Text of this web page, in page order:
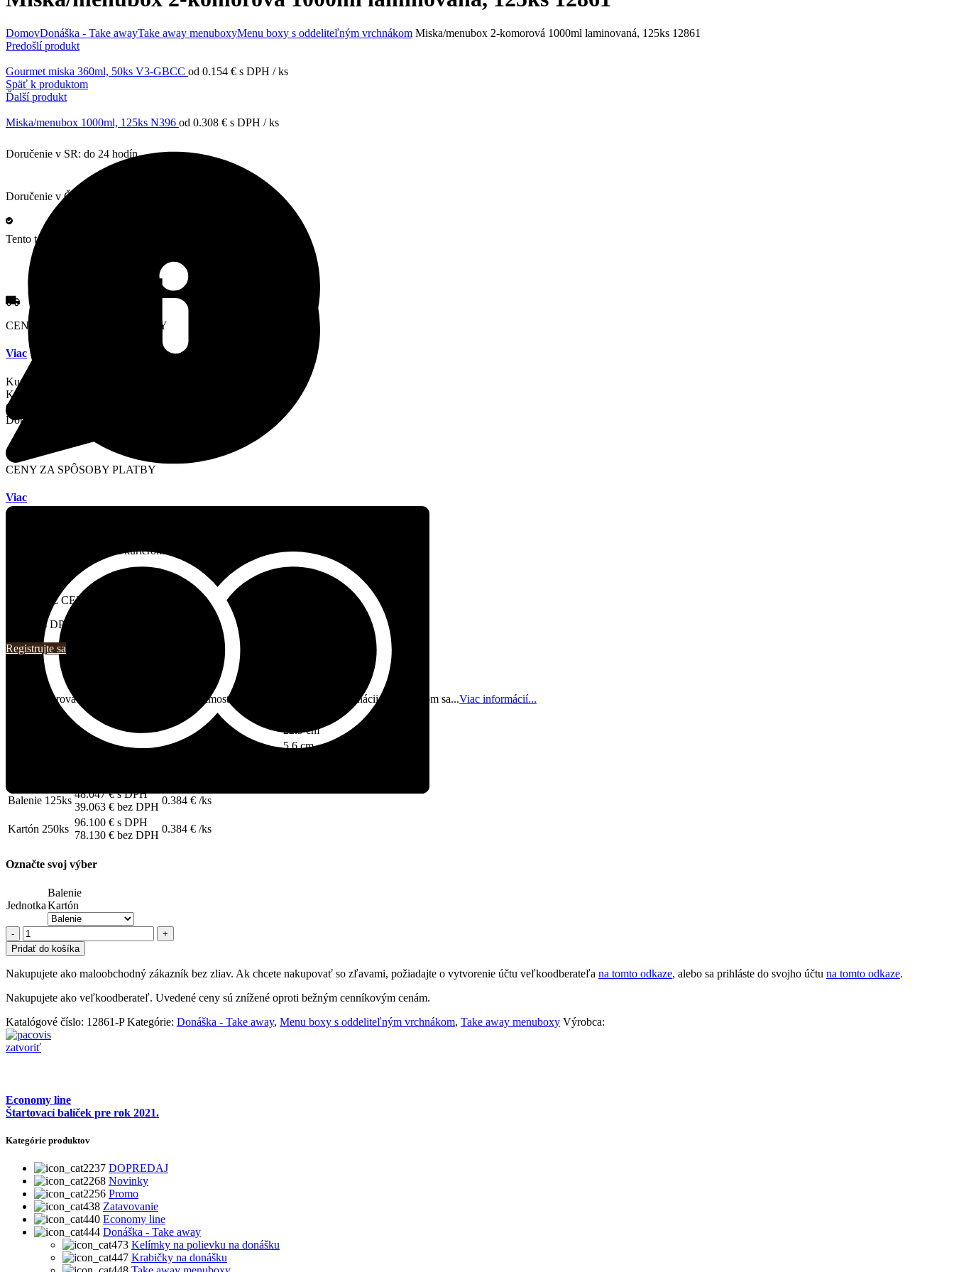
DomovDonáška - Take awayTake away menuboxyMenu boxy s oddeliteľným vrchnákom Miska/menubox 2-komorová 1000ml laminovaná, 125ks 12861
Predošlí produkt
Gourmet miska 360ml, 50ks V3-GBCC od 0.154 € s DPH / ks
Späť k produktom
Ďalší produkt
Miska/menubox 1000ml, 125ks N396 od 0.308 € s DPH / ks
Doručenie v SR: do 24 hodín
Doručenie v ČR:
Tento tovar:
Kliknite sem ak chcete zväčšiť
CENY ZA SPÔSOBY DOPRAVY
Viac
Kuriér SK:
Kuriér ČR:
Osobný odber:
Doprava zdarma:
CENY ZA SPÔSOBY PLATBY
Viac
Platba kartou pri doručení kurierom:
ZÍSKAJTE CENU
s DPH
Registrujte sa
Dvojkomorová miska z cukrovej trstiny je samostatne použiteľná, ale v kombinácii s vrchnákom sa...Viac informácií...
22.9 cm
5.6 cm
Balenie 125ks
48.047 €s DPH
39.063 € bez DPH
0.384 € /ks
Kartón 250ks
96.100 € s DPH
78.130 € bez DPH
0.384 € /ks
Označte svoj výber
Jednotka
Balenie
Kartón
množstvo
Miska/menubox
2-
komorová
1000ml
laminovaná,
12861
Pridať do košíka
Nakupujete ako maloobchodný zákazník bez zliav. Ak chcete nakupovať so zľavami, požiadajte o vytvorenie účtu veľkoodberateľa na tomto odkaze, alebo sa prihláste do svojho účtu na tomto odkaze.
Nakupujete ako veľkoodberateľ. Uvedené ceny sú znížené oproti bežným cenníkovým cenám.
Katalógové číslo: 12861-P Kategórie: Donáška - Take away, Menu boxy s oddeliteľným vrchnákom, Take away menuboxy Výrobca:
zatvoriť
Economy line
Štartovací balíček pre rok 2021.
Kategórie produktov
DOPREDAJ
Novinky
Promo
Zatavovanie
Economy line
Donáška - Take away
Kelímky na polievku na donášku
Krabičky na donášku